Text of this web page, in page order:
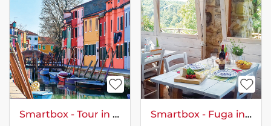
Smartbox - Tour in Barca a Murano e Burano Con Visita Fornace Del Vetro Smartbox - Fuga in campagna: 1 notte in agriturismo con degustazione